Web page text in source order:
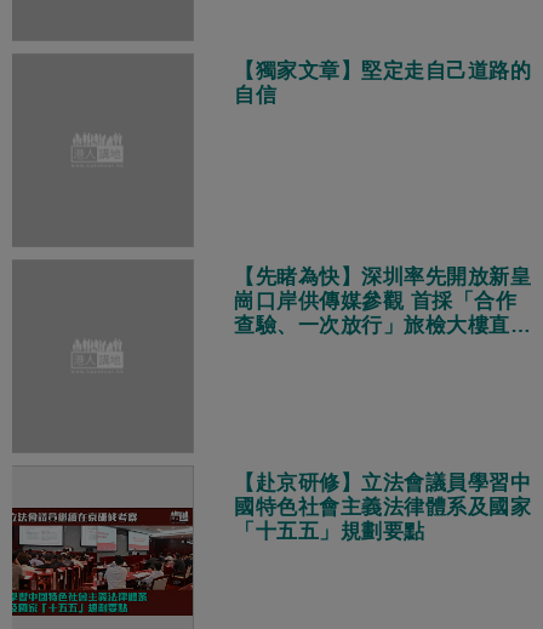
【獨家文章】堅定走自己道路的
自信
【先睹為快】深圳率先開放新皇
崗口岸供傳媒參觀 首採「合作
查驗、一次放行」旅檢大樓直連
【赴京研修】立法會議員學習中
國特色社會主義法律體系及國家
「十五五」規劃要點